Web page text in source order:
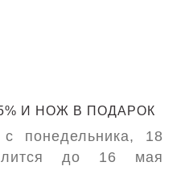
И НОЖ В ПОДАРОК
с понедельника, 18
до 16 мая